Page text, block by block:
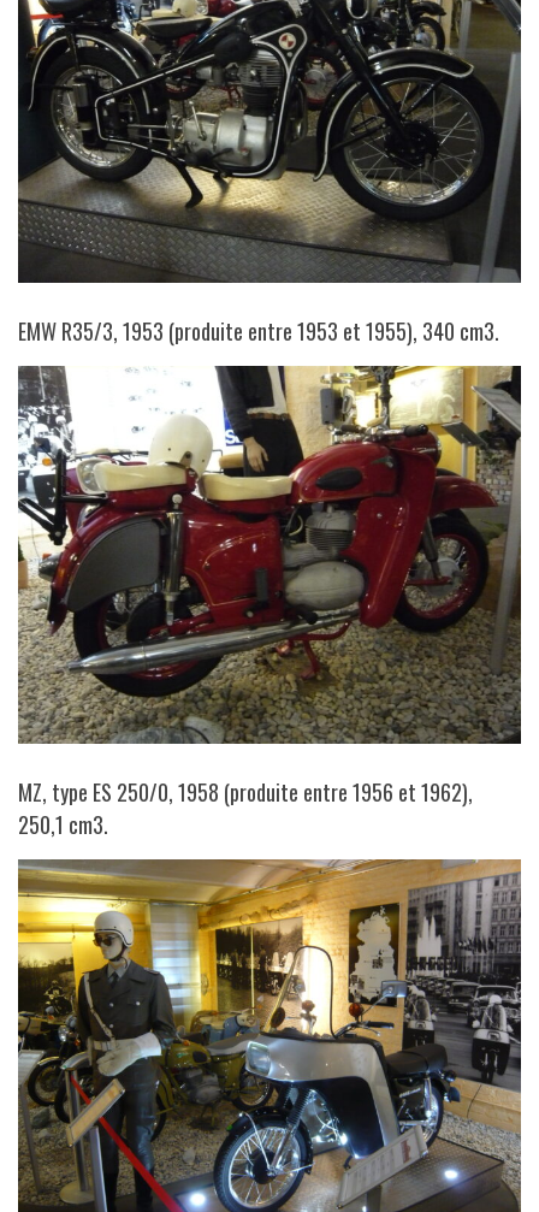
EMW R35/3, 1953 (produite entre 1953 et 1955), 340 cm3.
MZ, type ES 250/0, 1958 (produite entre 1956 et 1962),
250,1 cm3.